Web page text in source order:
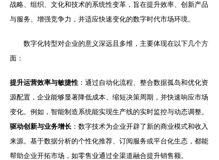
战略、组织、文化和技术的系统性变革，旨在提升效率、创新产品
与服务、增强竞争力，并适应快速变化的数字时代市场环境。
数字化转型对企业的意义深远且多维，主要体现在以下几个方
面：
提升运营效率与敏捷性 ：通过自动化流程、整合数据孤岛和优化资
源配置，企业能够显著降低成本、缩短决策周期，并快速响应市场
变化。例如，智能制造系统能实现生产线的实时监控与动态调整。
驱动创新与业务增长 ：数字技术为企业开辟了新的商业模式和收入
来源。基于数据分析的个性化推荐、订阅服务或平台化生态，都能
帮助企业开拓市场，如零售业通过全渠道融合提升销售额。